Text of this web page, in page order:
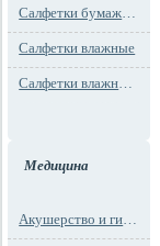
Салфетки бумажные
Салфетки влажные
Салфетки влажные технического назначения
Медицина
Акушерство и гинекология